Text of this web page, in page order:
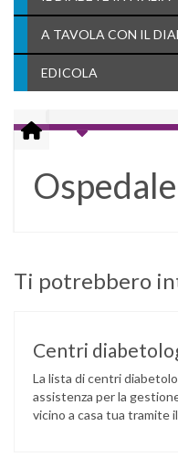
A TAVOLA CON IL
EDICOLA
Ti potrebbero
Centri
La lista di centri
assistenza per la
vicino a casa tua tramite